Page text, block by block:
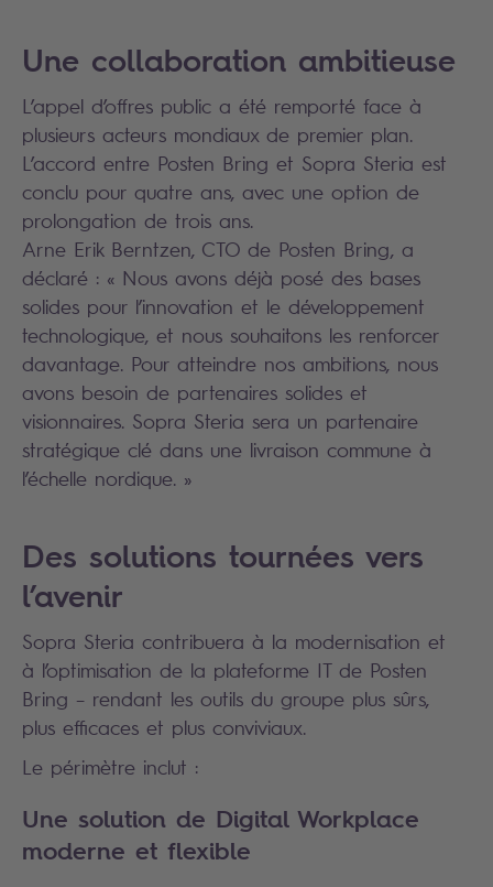
Une collaboration ambitieuse
L’appel d’offres public a été remporté face à
plusieurs acteurs mondiaux de premier plan.
L’accord entre Posten Bring et Sopra Steria est
conclu pour quatre ans, avec une option de
prolongation de trois ans.
Arne Erik Berntzen, CTO de Posten Bring, a
déclaré : « Nous avons déjà posé des bases
solides pour l’innovation et le développement
technologique, et nous souhaitons les renforcer
davantage. Pour atteindre nos ambitions, nous
avons besoin de partenaires solides et
visionnaires. Sopra Steria sera un partenaire
stratégique clé dans une livraison commune à
l’échelle nordique. »
Des solutions tournées vers
l’avenir
Sopra Steria contribuera à la modernisation et
à l’optimisation de la plateforme IT de Posten
Bring – rendant les outils du groupe plus sûrs,
plus efficaces et plus conviviaux.
Le périmètre inclut :
Une solution de Digital Workplace
moderne et flexible